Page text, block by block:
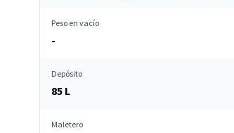
Peso en vacío
-
Depósito
85 L
Maletero